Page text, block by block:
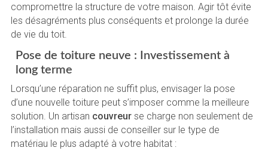
compromettre la structure de votre maison. Agir tôt évite
les désagréments plus conséquents et prolonge la durée
de vie du toit.
Pose de toiture neuve : Investissement à
long terme
Lorsqu’une réparation ne suffit plus, envisager la pose
d’une nouvelle toiture peut s’imposer comme la meilleure
solution. Un artisan couvreurse charge non seulement de
l’installation mais aussi de conseiller sur le type de
matériau le plus adapté à votre habitat :